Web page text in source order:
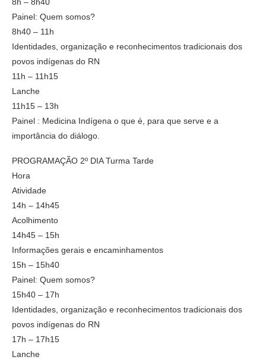
Painel: Quem somos?
8h40 – 11h
Identidades, organização e reconhecimentos tradicionais dos
povos indígenas do RN
11h – 11h15
Lanche
11h15 – 13h
Painel : Medicina Indígena o que é, para que serve e a
importância do diálogo.
PROGRAMAÇÃO 2º DIA Turma Tarde
Hora
Atividade
14h – 14h45
Acolhimento
14h45 – 15h
Informações gerais e encaminhamentos
15h – 15h40
Painel: Quem somos?
15h40 – 17h
Identidades, organização e reconhecimentos tradicionais dos
povos indígenas do RN
17h – 17h15
Lanche